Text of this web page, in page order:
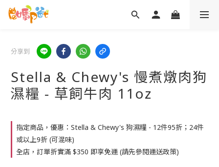
分享到
Stella & Chewy's 慢煮燉肉狗
濕糧 - 草飼牛肉 11oz
指定商品，優惠：Stella & Chewy's 狗濕糧 - 12件95折；24件
或以上9折 (可混味)
全店，訂單折實滿 $350 即享免運 (請先參閱運送政策)